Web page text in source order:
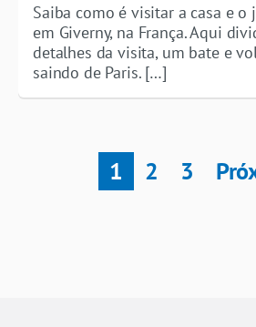
Saiba como é visitar a casa e
em Giverny, na França. Aqui
detalhes da visita, um bate e
saindo de Paris. […]
1 2 3